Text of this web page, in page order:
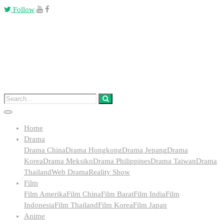
Follow
Home
Drama
Drama ChinaDrama HongkongDrama JepangDrama
KoreaDrama MeksikoDrama PhilippinesDrama TaiwanDrama
ThailandWeb DramaReality Show
Film
Film AmerikaFilm ChinaFilm BaratFilm IndiaFilm
IndonesiaFilm ThailandFilm KoreaFilm Japan
Anime